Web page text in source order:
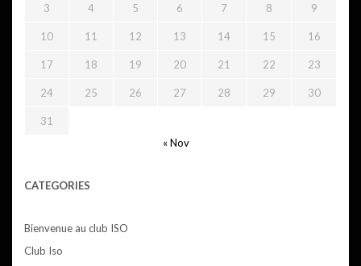
3 4 5 6 7 8 9
10 11 12 13 14 15 16
17 18 19 20 21 22 23
24 25 26 27 28 29 30
31
« Nov
CATEGORIES
Bienvenue au club ISO
Club Iso